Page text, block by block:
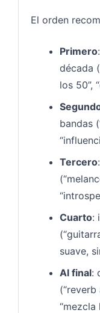
El orden
Primero
década
los 50”,
bandas
Tercero
Cuarto:
suave,
Al final:
(“reverb
“mezcla